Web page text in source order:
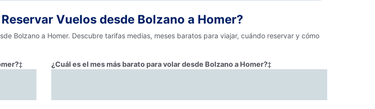
Vuelos desde Bolzano a Homer?
Bolzano a Homer. Descubre tarifas medias, meses baratos para viajar, cuándo reservar y cómo
‡ ¿Cuál es el mes más barato para volar desde Bolzano a Homer?‡